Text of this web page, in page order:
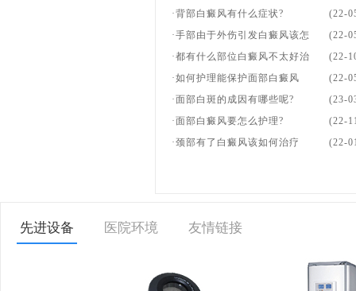
(22-
·背部白癜风有什么症状?
(22-
·手部由于外伤引发白癜风该怎
(22-
·都有什么部位白癜风不太好治
(22-
·如何护理能保护面部白癜风
(23-
·面部白斑的成因有哪些呢?
(22-
·面部白癜风要怎么护理?
(22-
·颈部有了白癜风该如何治疗
先进设备 医院环境 友情链接